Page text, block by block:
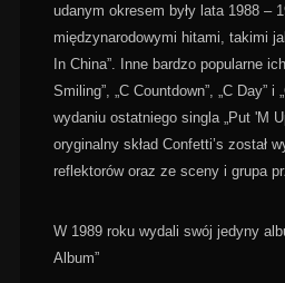
udanym okresem były lata 1988 –
międzynarodowymi hitami, takimi
In China”. Innebardzo popularne
Smiling”, „C Countdown”, „C Day” i
wydaniu ostatniego singla „Put 'M
oryginalny skład Confetti’s został
reflektorów oraz ze sceny i grupa
W 1989 roku wydali swój jedyny
Album”